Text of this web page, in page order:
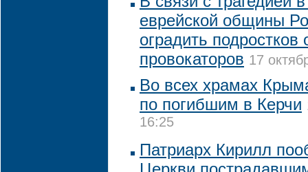
еврейской общины
оградить подростков
провокаторов 17
Во всех храмах
по погибшим в Керчи
16:25
Патриарх Кирилл